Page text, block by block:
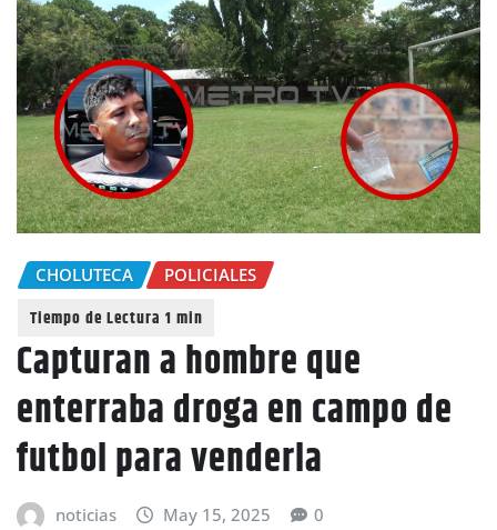
CHOLUTECA POLICIALES
Capturan a hombre que
enterraba droga en campo de
futbol para venderla
noticias May 15, 2025 0